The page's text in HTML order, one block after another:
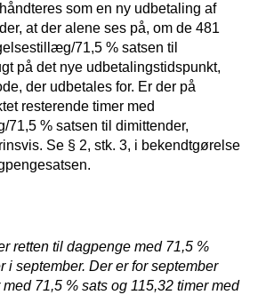
som en ny udbetaling af
at der alene ses på, om de 481
71,5 % satsen til
på det nye udbetalingstidspunkt,
der udbetales for. Er der på
resterende timer med
% satsen til dimittender,
Se § 2, stk. 3, i bekendtgørelse
retten til dagpenge med 71,5 %
i september. Der er for september
71,5 % sats og 115,32 timer med